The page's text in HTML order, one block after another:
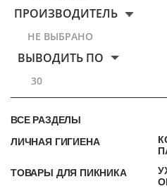
ПРОИЗВОДИТЕЛЬ
НЕ ВЫБРАНО
ВЫВОДИТЬ ПО
30
ВСЕ РАЗДЕЛЫ
ЛИЧНАЯ ГИГИЕНА
ТОВАРЫ ДЛЯ ПИКНИКА